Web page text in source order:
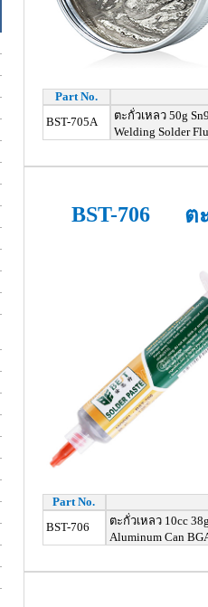
Part No.
BST-705A
ตะกั่วเหลว 50g
Welding Solder
BST-706 ต
Part No.
BST-706
ตะกั่วเหลว 10cc 38
Aluminum Can